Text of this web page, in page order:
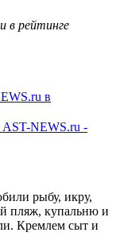
в рейтинге
в
AST-NEWS.ru -
рыбу, икру,
пляж, купальню и
Кремлем сыт и